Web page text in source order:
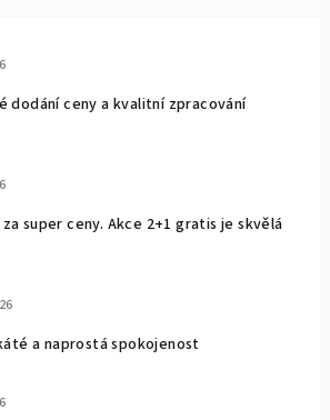
obchodu je 5 z 5 hvězdiček.
dodání ceny a kvalitní zpracování
obchodu je 5 z 5 hvězdiček.
super ceny. Akce 2+1 gratis je skvělá
obchodu je 5 z 5 hvězdiček.
a naprostá spokojenost
obchodu je 5 z 5 hvězdiček.